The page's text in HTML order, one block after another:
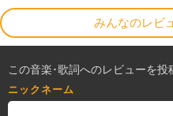
みんなのレビ
この音楽･歌詞へのレビューを投
ニックネーム